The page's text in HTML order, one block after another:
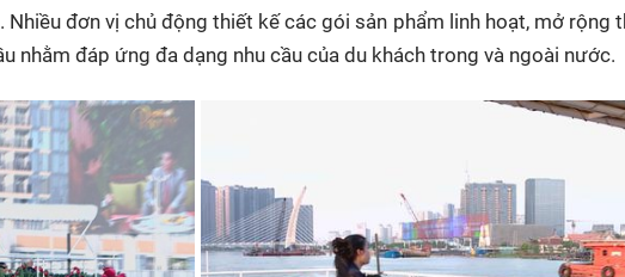
Nhiều đơn vị chủ động thiết kế các gói sản phẩm linh hoạt, mở rộng
nhằm đáp ứng đa dạng nhu cầu của du khách trong và ngoài nước.